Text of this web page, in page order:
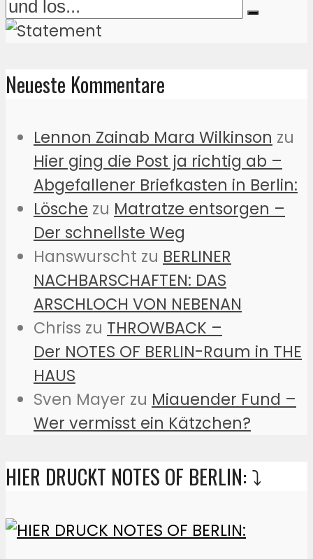
Neueste Kommentare
Lennon Zainab Mara Wilkinson zu
Hier ging die Post ja richtig ab –
Abgefallener Briefkasten in Berlin:
Lösche zu Matratze entsorgen –
Der schnellste Weg
Hanswurscht zu BERLINER
NACHBARSCHAFTEN: DAS
ARSCHLOCH VON NEBENAN
Chriss zu THROWBACK –
Der NOTES OF BERLIN-Raum in THE
HAUS
Sven Mayer zu Miauender Fund –
Wer vermisst ein Kätzchen?
HIER DRUCKT NOTES OF BERLIN: ⤵️